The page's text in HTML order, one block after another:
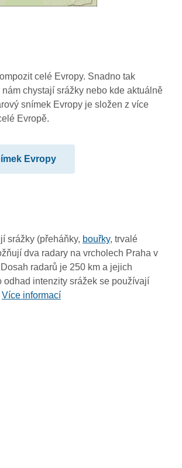
16:45
16:35
16:25
14:45
14:35
14:25
14:15
celé Evropy. Snadno tak
chystají srážky nebo kde aktuálně
snímek Evropy je složen z více
Evropě.
Evropy
srážky (přeháňky, bouřky, trvalé
dva radary na vrcholech Praha v
radarů je 250 km a jejich
odhad intenzity srážek se používají
Více informací